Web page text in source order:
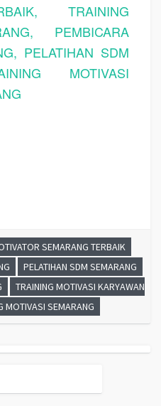
TRAINING
PEMBICARA
PELATIHAN SDM
MOTIVASI
SEMARANG TERBAIK
PELATIHAN SDM SEMARANG
TRAINING MOTIVASI KARYAWAN
MOTIVASI SEMARANG